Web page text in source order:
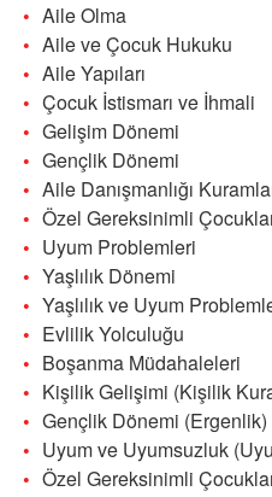
Aile Olma
Aile ve Çocuk Hukuku
Aile Yapıları
Çocuk İstismarı ve İhmali
Gelişim Dönemi
Gençlik Dönemi
Aile Danışmanlığı
Özel Gereksinimli
Uyum Problemleri
Yaşlılık Dönemi
Yaşlılık ve Uyum
Evlilik Yolculuğu
Boşanma Müdahaleleri
Kişilik Gelişimi (Kişilik
Gençlik Dönemi (Ergenlik)
Uyum ve Uyumsuzluk
Özel Gereksinimli